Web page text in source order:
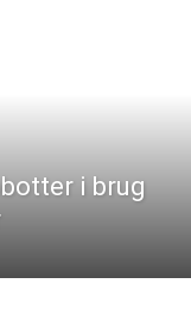
i brug